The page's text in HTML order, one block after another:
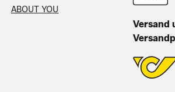
ABOUT YOU
Versand